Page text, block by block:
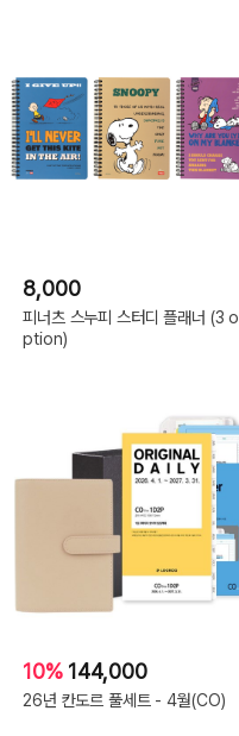
8,000
피너츠 스누피 스터디 플래너 (3 o
ption)
10% 144,000
26년 칸도르 풀세트 - 4월(CO)